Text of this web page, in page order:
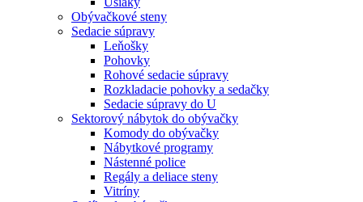
Obývačkové steny
Sedacie súpravy
Leňošky
Pohovky
Rohové sedacie súpravy
Rozkladacie pohovky a sedačky
Sedacie súpravy do U
Sektorový nábytok do obývačky
Komody do obývačky
Nábytkové programy
Nástenné police
Regály a deliace steny
Vitríny